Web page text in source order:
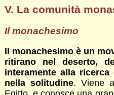
V. La comunità
Il monachesimo
Il monachesimo è un
ritirano nel deserto,
interamente alla
nella solitudine. Viene